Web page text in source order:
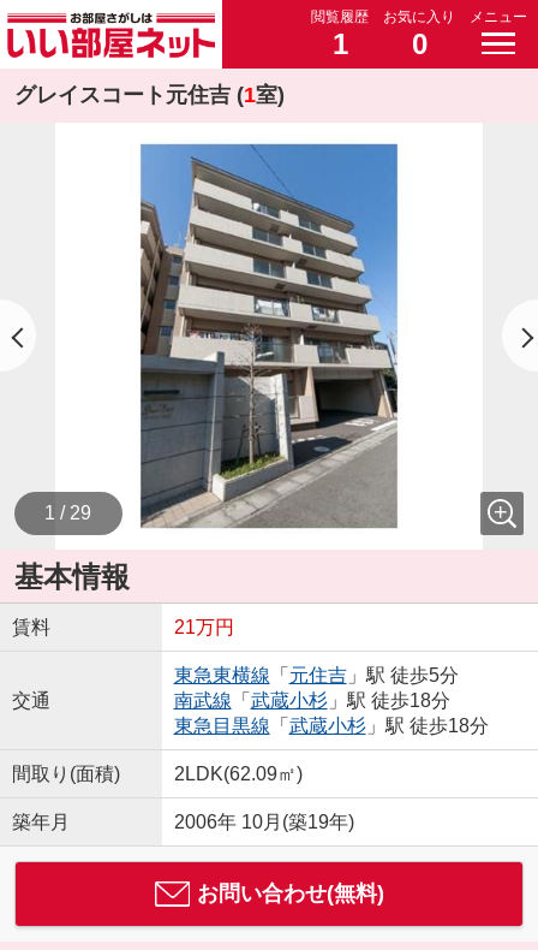
閲覧履歴
1
お気に入り
0
メニュー
グレイスコート元住吉 (1室)
1 / 29
基本情報
賃料 21万円
交通
東急東横線 「 元住吉」駅 徒歩5分
南武線 「 武蔵小杉」駅 徒歩18分
東急目黒線 「 武蔵小杉」駅 徒歩18分
間取り(面積) 2LDK(62.09㎡)
築年月 2006年 10月(築19年)
お問い合わせ(無料)